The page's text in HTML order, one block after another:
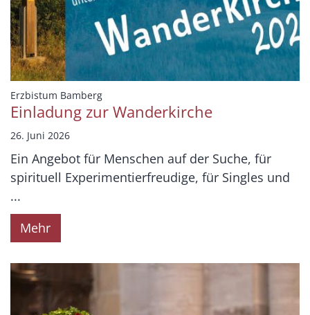
Erzbistum Bamberg:
Einladung zur Wanderkirche
26. Juni 2026
Ein Angebot für Menschen auf der Suche, für
spirituell Experimentierfreudige, für Singles und
...
Mehr